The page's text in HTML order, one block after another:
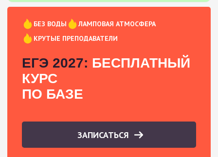
БЕЗ ВОДЫ
ЛАМПОВАЯ АТМОСФЕРА
КРУТЫЕ ПРЕПОДАВАТЕЛИ
ЕГЭ 2027: БЕСПЛАТНЫЙ
КУРС
ПО БАЗЕ
ЗАПИСАТЬСЯ